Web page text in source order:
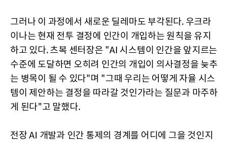
그러나 이 과정에서 새로운 딜레마도 부각된다. 우크라
이나는 현재 전투 결정에 인간이 개입하는 원칙을 유지
하고 있다. 츠복 센터장은 "AI 시스템이 인간을 앞지르는
수준에 도달하면 오히려 인간의 개입이 의사결정을 늦추
는 병목이 될 수 있다"며 "그때 우리는 어떻게 자율 시스
템이 제안하는 결정을 따라갈 것인가라는 질문과 마주하
게 된다"고 말했다.
전장 AI 개발과 인간 통제의 경계를 어디에 그을 것인지